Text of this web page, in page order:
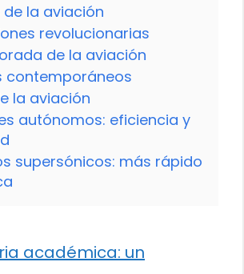
de la aviación
revolucionarias
de la aviación
contemporáneos
la aviación
autónomos: eficiencia y
supersónicos: más rápido
académica: un